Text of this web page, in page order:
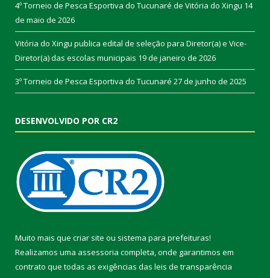
4º Torneio de Pesca Esportiva do Tucunaré de Vitória do Xingu 14
de maio de 2026
Vitória do Xingu publica edital de seleção para Diretor(a) e Vice-
Diretor(a) das escolas municipais 19 de janeiro de 2026
3º Torneio de Pesca Esportiva do Tucunaré 27 de junho de 2025
DESENVOLVIDO POR CR2
Muito mais que criar site ou sistema para prefeituras!
Realizamos uma assessoria completa, onde garantimos em
contrato que todas as exigências das leis de transparência